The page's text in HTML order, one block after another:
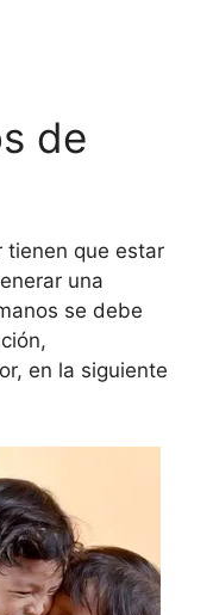
de
tienen que estar
una
se debe
en la siguiente